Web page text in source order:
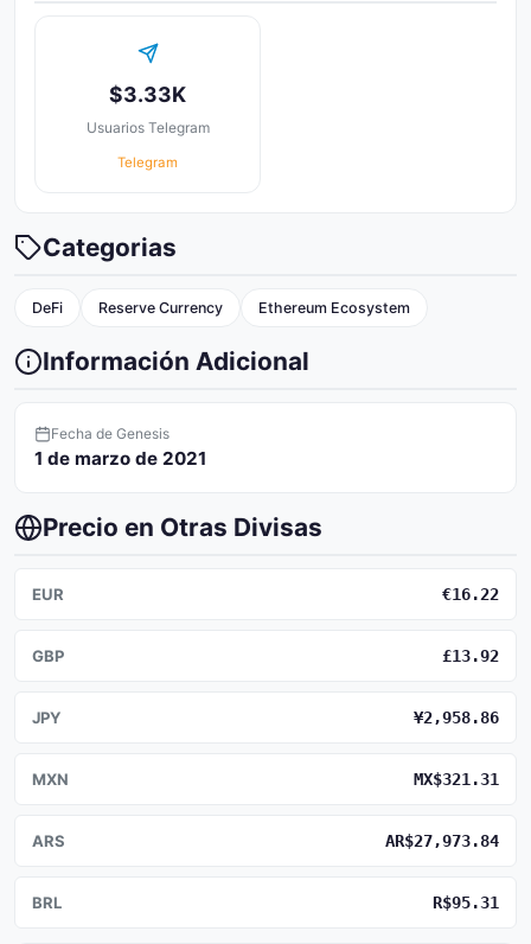
$3.33K
Usuarios Telegram
Telegram
Categorias
DeFi Reserve Currency Ethereum Ecosystem
Información Adicional
Fecha de Genesis
1 de marzo de 2021
Precio en Otras Divisas
EUR €16.22
GBP £13.92
JPY ¥2,958.86
MXN MX$321.31
ARS AR$27,973.84
BRL R$95.31